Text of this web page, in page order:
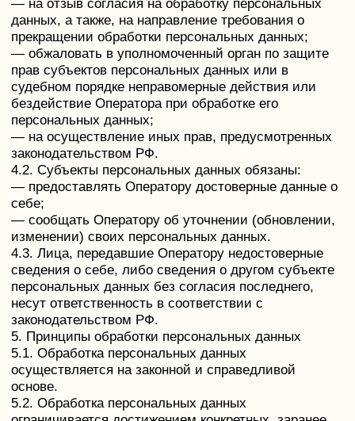
данных на обработку его персональных данных.
7.2. Обработка персональных данных необходима
для достижения целей, предусмотренных
международным договором Российской Федерации
или законом, для осуществления возложенных
законодательством Российской Федерации на
оператора функций, полномочий и обязанностей.
7.3. Обработка персональных данных необходима
для осуществления правосудия, исполнения
судебного акта, акта другого органа или
должностного лица, подлежащих исполнению в
соответствии с законодательством Российской
Федерации об исполнительном производстве.
7.4. Обработка персональных данных необходима
для исполнения договора, стороной которого либо
выгодоприобретателем или поручителем по
которому является субъект персональных данных, а
также для заключения договора по инициативе
субъекта персональных данных или договора, по
которому субъект персональных данных будет
являться выгодоприобретателем или поручителем.
7.5. Обработка персональных данных необходима
для осуществления прав и законных интересов
оператора или третьих лиц либо для достижения
общественно значимых целей при условии, что при
этом не нарушаются права и свободы субъекта
персональных данных.
7.6. Осуществляется обработка персональных
данных, доступ неограниченного круга лиц к
которым предоставлен субъектом персональных
данных либо по его просьбе (далее —
общедоступные персональные данные).
7.7. Осуществляется обработка персональных
данных, подлежащих опубликованию или
обязательному раскрытию в соответствии с